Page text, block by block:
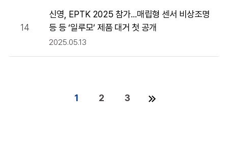
14
신영, EPTK 2025 참가...매립형 센서 비상조명
등 등 ‘일루모’ 제품 대거 첫 공개
2025.05.13
1 (current)
2 3